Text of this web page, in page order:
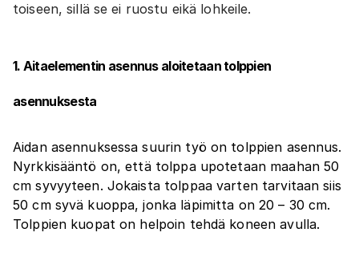
toiseen, sillä se ei ruostu eikä lohkeile.
1. Aitaelementin asennus aloitetaan tolppien
asennuksesta
Aidan asennuksessa suurin työ on tolppien asennus.
Nyrkkisääntö on, että tolppa upotetaan maahan 50
cm syvyyteen. Jokaista tolppaa varten tarvitaan siis
50 cm syvä kuoppa, jonka läpimitta on 20 – 30 cm.
Tolppien kuopat on helpoin tehdä koneen avulla.